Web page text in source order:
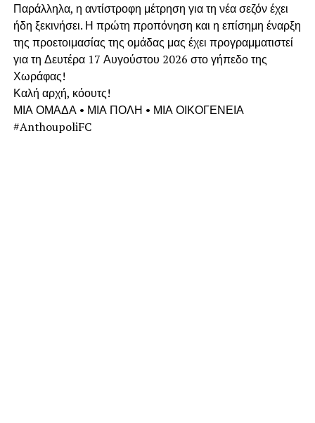
Παράλληλα, η αντίστροφη μέτρηση για τη νέα σεζόν έχει
ήδη ξεκινήσει. Η πρώτη προπόνηση και η επίσημη έναρξη
της προετοιμασίας της ομάδας μας έχει προγραμματιστεί
για τη Δευτέρα 17 Αυγούστου 2026 στο γήπεδο της
Χωράφας!
Καλή αρχή, κόουτς!
ΜΙΑ ΟΜΑΔΑ • ΜΙΑ ΠΟΛΗ • ΜΙΑ ΟΙΚΟΓΕΝΕΙΑ
#AnthoupoliFC